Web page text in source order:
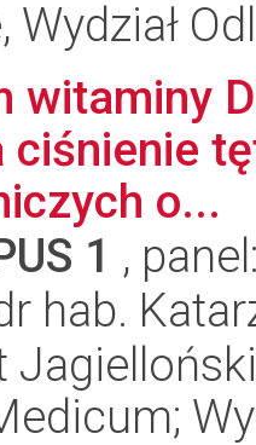
Wydział
witaminy
ciśnienie
o...
1 ,
hab.